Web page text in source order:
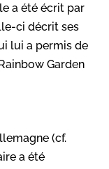
a été écrit par
ci décrit ses
lui a permis de
Garden
(cf.
a été